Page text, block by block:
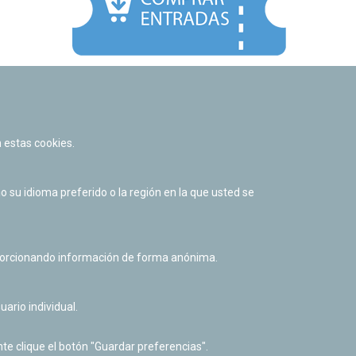
Política de cookies
Derecho de acceso a información pública
cookies.
su idioma preferido o la región en la que usted se
información de forma anónima.
individual.
clique el botón "Guardar preferencias".